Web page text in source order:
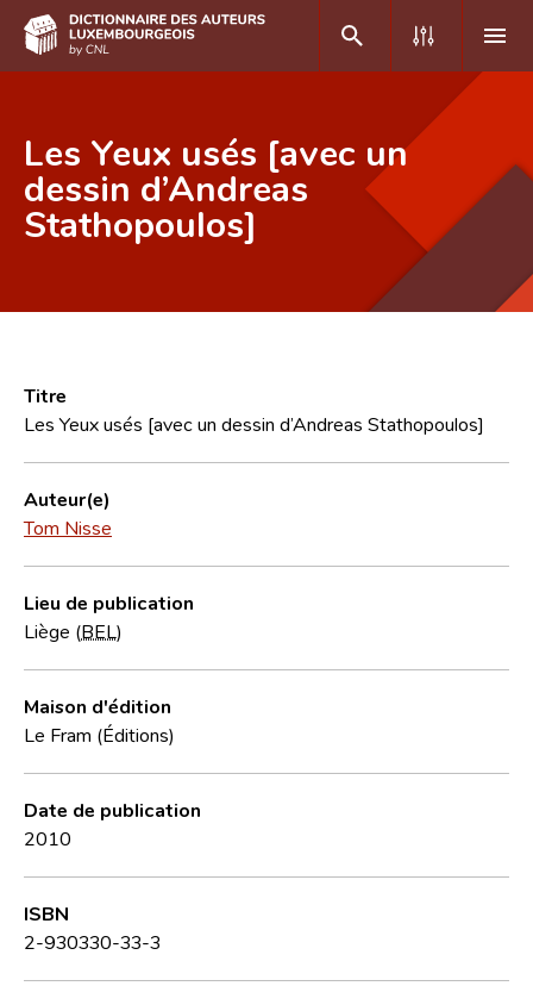
DE FR
Accueil
Recherche avancée
CNL
Équipe scientifique
Contact
Les Yeux usés [avec un
dessin d’Andreas
Stathopoulos]
Titre
Les Yeux usés [avec un dessin d’Andreas Stathopoulos]
Auteur(e)
Tom Nisse
Lieu de publication
Liège (BEL )
Maison d'édition
Le Fram (Éditions)
Date de publication
2010
ISBN
2-930330-33-3